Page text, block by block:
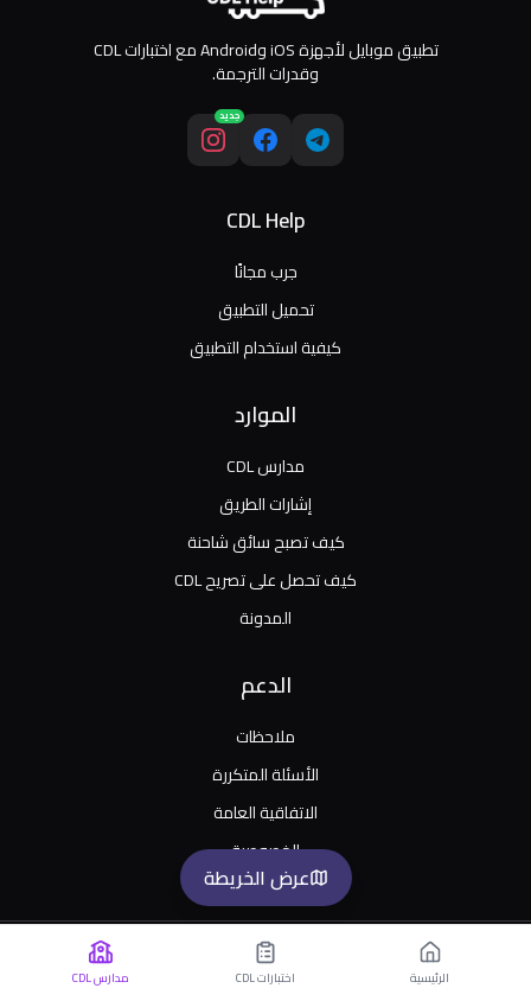
عرض الخريطة
تطبيق موبايل لأجهزة iOS وAndroid مع اختبارات CDL
وقدرات الترجمة.
جديد
CDL Help
جرب مجانًا
تحميل التطبيق
كيفية استخدام التطبيق
الموارد
مدارس CDL
إشارات الطريق
كيف تصبح سائق شاحنة
كيف تحصل على تصريح CDL
المدونة
الدعم
ملاحظات
الأسئلة المتكررة
الاتفاقية العامة
الخصوصية
Español
Português
Oʻzbekcha
العربية الرئيسية اختبارات CDL مدارس CDL